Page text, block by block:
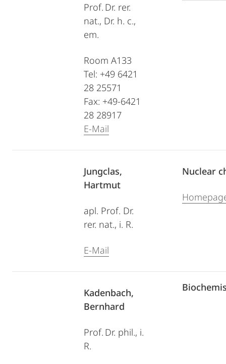
Prof. Dr. rer.
nat., Dr. h. c.,
em.
Room A133
Tel: +49 6421
28 25571
Fax: +49-6421
28 28917
E-Mail
Jungclas,
Hartmut
apl. Prof. Dr.
rer. nat., i. R.
E-Mail
Nuclear
Kadenbach,
Bernhard
Prof. Dr. phil., i.
R.